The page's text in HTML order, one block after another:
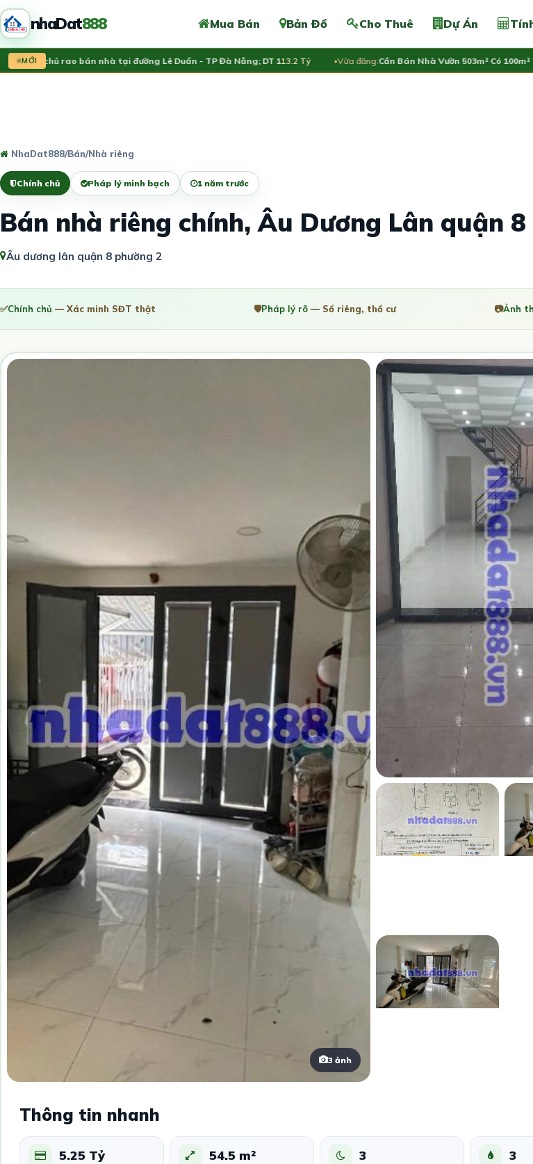
nhaDat888 Mua Bán Bản Đồ Cho Thuê Dự Án
MỚI
chủ rao bán nhà tại đường Lê Duẩn - TP Đà Nẵng; DT 1 13.2 Tỷ Vừa đăng:Cần Bán Nhà Vườn 503m² Có 100m²
NhaDat888/Bán/Nhà riêng
Chính chủ Pháp lý minh bạch 1 năm trước
Bán nhà riêng chính, Âu Dương Lân quận 8
Âu dương lân quận 8 phường 2
✅Chính chủ — Xác minh SĐT thật 🛡️Pháp lý rõ — Sổ riêng, thổ cư 📷Ảnh
3 ảnh
Thông tin nhanh
5.25 Tỷ 54.5 m² 3 3